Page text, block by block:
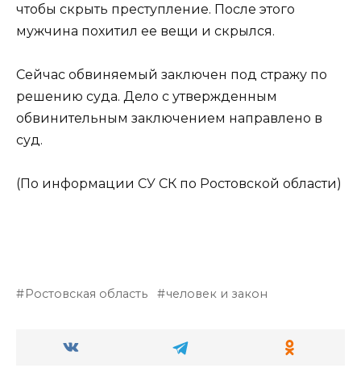
чтобы скрыть преступление. После этого
мужчина похитил ее вещи и скрылся.
Сейчас обвиняемый заключен под стражу по
решению суда. Дело с утвержденным
обвинительным заключением направлено в
суд.
(По информации СУ СК по Ростовской области)
Ростовская область человек и закон